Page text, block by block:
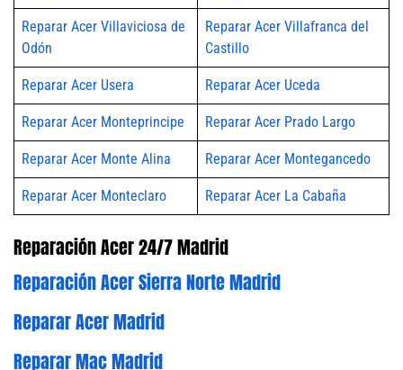
Reparar Acer Villaviciosa de
Odón
Reparar Acer Villafranca del
Castillo
Reparar Acer Usera Reparar Acer Uceda
Reparar Acer Monteprincipe Reparar Acer Prado Largo
Reparar Acer Monte Alina Reparar Acer Montegancedo
Reparar Acer Monteclaro Reparar Acer La Cabaña
Reparación Acer 24/7 Madrid
Reparación Acer Sierra Norte Madrid
Reparar Acer Madrid
Reparar Mac Madrid